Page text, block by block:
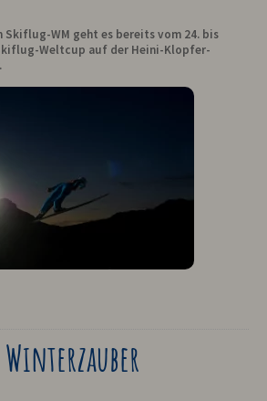
Skiflug-WM geht es bereits vom 24. bis
Weltcup auf der Heini-Klopfer-